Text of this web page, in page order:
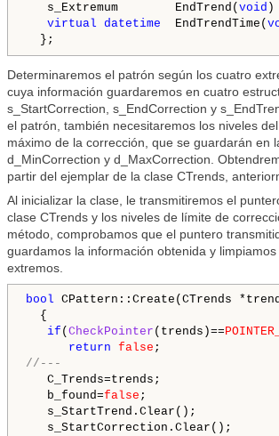
s_Extremum        EndTrend( void
virtual datetime EndTrendTime(
Determinaremos el patrón según los cuatro
cuya información guardaremos en cuatro
s_StartCorrection, s_EndCorrection y
el patrón, también necesitaremos los niveles
máximo de la corrección, que se guardarán en
d_MinCorrection y d_MaxCorrection.
partir del ejemplar de la clase CTrends,
Al inicializar la clase, le transmitiremos el
clase CTrends y los niveles de límite de
método, comprobamos que el puntero
guardamos la información obtenida y
extremos.
bool CPattern::Create(CTrends
{
if ( CheckPointer (trends)==
return false
//---
C_Trends=trends;
b_found=false ;
s_StartTrend.Clear();
s_StartCorrection.Clear();